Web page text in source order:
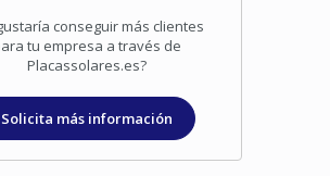
conseguir más clientes
tu empresa a través de
Placassolares.es?
Solicita más información